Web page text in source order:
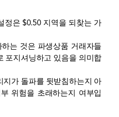
정은 $0.50 지역을 되찾는 가
는 것은 파생상품 거래자들
포지셔닝하고 있음을 의미합
지가 돌파를 뒷받침하는지 아
위험을 초래하는지 여부입